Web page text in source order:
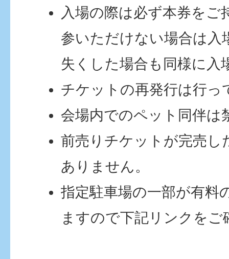
入場の際は必ず本券をご
参いただけない場合は入
失くした場合も同様に入
チケットの再発行は行っ
会場内でのペット同伴は
前売りチケットが完売し
ありません。
指定駐車場の一部が有料
ますので下記リンクをご